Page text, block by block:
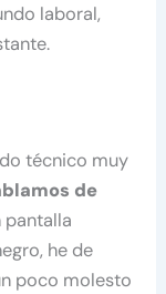
laboral,
técnico muy
de
pantalla
he de
poco molesto